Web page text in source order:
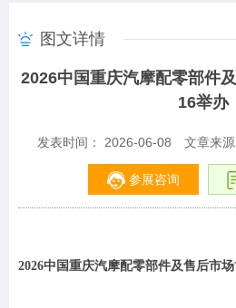
甘肃站
新疆站
四川站
图文详情
2026中国重庆汽摩配零部件
16举办
发表时间： 2026-06-08 文章来
参展咨询
2026中国重庆汽摩配零部件及售后市